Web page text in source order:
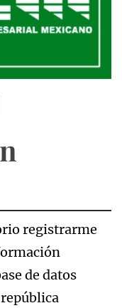
registrarme
de datos